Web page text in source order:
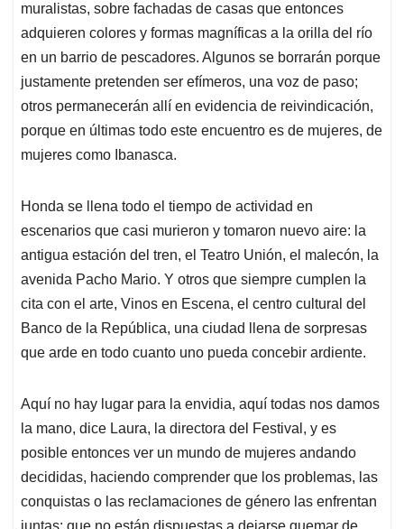
muralistas, sobre fachadas de casas que entonces
adquieren colores y formas magníficas a la orilla del río
en un barrio de pescadores. Algunos se borrarán porque
justamente pretenden ser efímeros, una voz de paso;
otros permanecerán allí en evidencia de reivindicación,
porque en últimas todo este encuentro es de mujeres, de
mujeres como Ibanasca.
Honda se llena todo el tiempo de actividad en
escenarios que casi murieron y tomaron nuevo aire: la
antigua estación del tren, el Teatro Unión, el malecón, la
avenida Pacho Mario. Y otros que siempre cumplen la
cita con el arte, Vinos en Escena, el centro cultural del
Banco de la República, una ciudad llena de sorpresas
que arde en todo cuanto uno pueda concebir ardiente.
Aquí no hay lugar para la envidia, aquí todas nos damos
la mano, dice Laura, la directora del Festival, y es
posible entonces ver un mundo de mujeres andando
decididas, haciendo comprender que los problemas, las
conquistas o las reclamaciones de género las enfrentan